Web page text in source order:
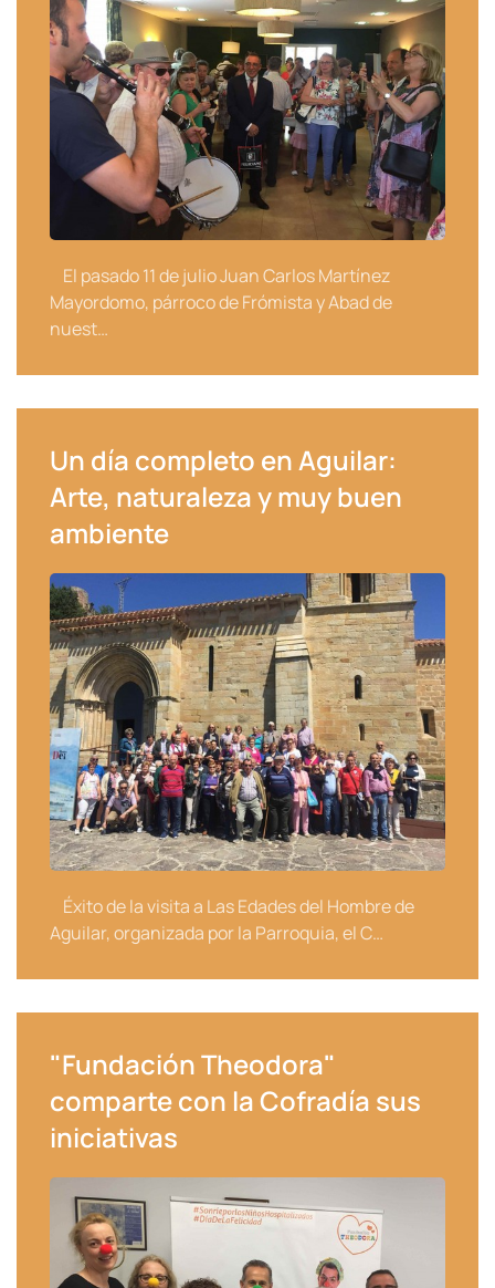
El pasado 11 de julio Juan Carlos Martínez
Mayordomo, párroco de Frómista y Abad de
nuest…
Un día completo en Aguilar:
Arte, naturaleza y muy buen
ambiente
Éxito de la visita a Las Edades del Hombre de
Aguilar, organizada por la Parroquia, el C…
"Fundación Theodora"
comparte con la Cofradía sus
iniciativas